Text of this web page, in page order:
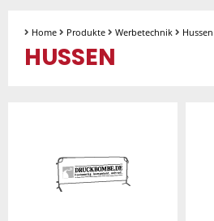
Home Produkte Werbetechnik Hussen
HUSSEN